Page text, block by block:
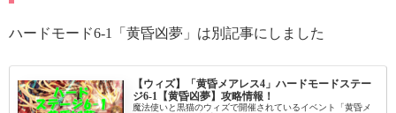
ハードモード6-1「黄昏凶夢」は別記事にしました
【ウィズ】「黄昏メアレス4」ハードモードステー
ジ6-1【黄昏凶夢】攻略情報！
魔法使いと黒猫のウィズで開催されているイベント「黄昏メ